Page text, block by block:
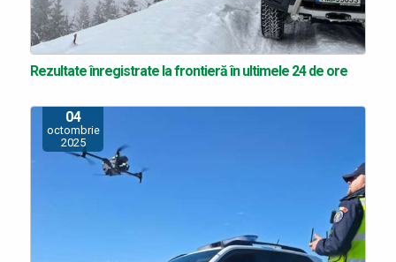
Rezultate înregistrate la frontieră în ultimele 24 de ore
04
octombrie
2025